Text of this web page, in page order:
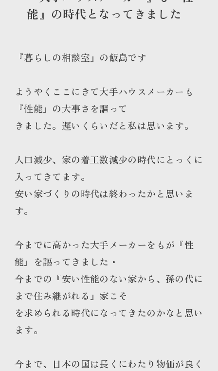
能』の時代となってきました
『暮らしの相談室』の飯島です
ようやくここにきて大手ハウスメーカーも
『性能』の大事さを謳って
きました。遅いくらいだと私は思います。
人口減少、家の着工数減少の時代にとっくに
入ってきてます。
安い家づくりの時代は終わったかと思いま
す。
今までに高かった大手メーカーをもが『性
能』を謳ってきました・
今までの『安い性能のない家から、孫の代に
まで住み継がれる』家こそ
を求められる時代になってきたのかなと思い
ます。
今まで、日本の国は長くにわたり物価が良く